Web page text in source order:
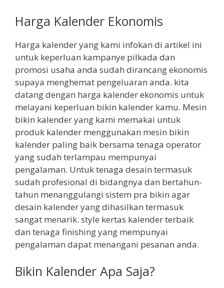
Harga Kalender Ekonomis
Harga kalender yang kami infokan di artikel ini
untuk keperluan kampanye pilkada dan
promosi usaha anda sudah dirancang ekonomis
supaya menghemat pengeluaran anda. kita
datang dengan harga kalender ekonomis untuk
melayani keperluan bikin kalender kamu. Mesin
bikin kalender yang kami memakai untuk
produk kalender menggunakan mesin bikin
kalender paling baik bersama tenaga operator
yang sudah terlampau mempunyai
pengalaman. Untuk tenaga desain termasuk
sudah profesional di bidangnya dan bertahun-
tahun menanggulangi sistem pra bikin agar
desain kalender yang dihasilkan termasuk
sangat menarik. style kertas kalender terbaik
dan tenaga finishing yang mempunyai
pengalaman dapat menangani pesanan anda.
Bikin Kalender Apa Saja?